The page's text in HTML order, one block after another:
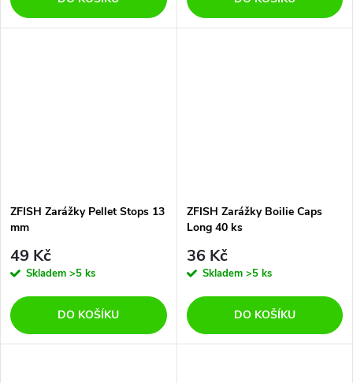
ZFISH Zarážky Pellet Stops 13
mm
49 Kč
Skladem >5 ks
DO KOŠÍKU
ZFISH Zarážky Boilie Caps
Long 40 ks
36 Kč
Skladem >5 ks
DO KOŠÍKU